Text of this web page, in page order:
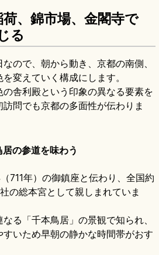
、錦市場、金閣寺で
る
ので、朝から動き、京都の南側、
変えていく構成にします。
舎利殿という印象の異なる要素を
問でも京都の多面性が伝わりま
の参道を味わう
711年）の御鎮座と伝わり、全国約
の総本宮として親しまれていま
る「千本鳥居」の景観で知られ、
いため早朝の静かな時間帯がおす